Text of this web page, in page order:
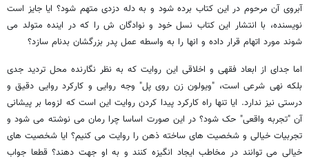
آبروی آن مرحوم در این کتاب برده شود و به دله دزدی متهم شود؟ ایا جایز است
نویسنده، با انتشار این کتاب نسل خود و نوادگان ش را که در اینده متولد می
شوند مورد اتهام قرار داده و انها را به واسطه عمل پدر بزرگشان بدنام سازد؟
اما جدای از ابعاد فقهی و اخلاقی این روایت که به نظر نگارنده محل تردید جدی
بلکه نهی شرعی است، "ویولون زن روی پل" وجه روایی و کارکرد روایی دقیق و
درستی نیز ندارد. ایا تنها راه کارکرد پیدا کردن روایت این است که لزوما بر پیشانی
آن "تجربه واقعی" حک شود؟ در این صورت اساسا چرا رمان می نوشته می شود و
تجربیات خیالی و شخصیت های ساخته ذهن را روایت می کنیم؟ ایا شخصیت های
خیالی می توانند در مخاطب ایجاد انگیزه کنند و به او جهت دهند؟ قطعا جواب